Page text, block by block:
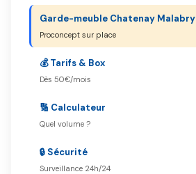
Garde-meuble Chatenay Malabry
Proconcept sur place
💰 Tarifs & Box
Dès 50€/mois
🔢 Calculateur
Quel volume ?
🔒 Sécurité
Surveillance 24h/24